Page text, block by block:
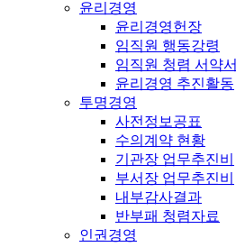
윤리경영
윤리경영헌장
임직원 행동강령
임직원 청렴 서약서
윤리경영 추진활동
투명경영
사전정보공표
수의계약 현황
기관장 업무추진비
부서장 업무추진비
내부감사결과
반부패 청렴자료
인권경영